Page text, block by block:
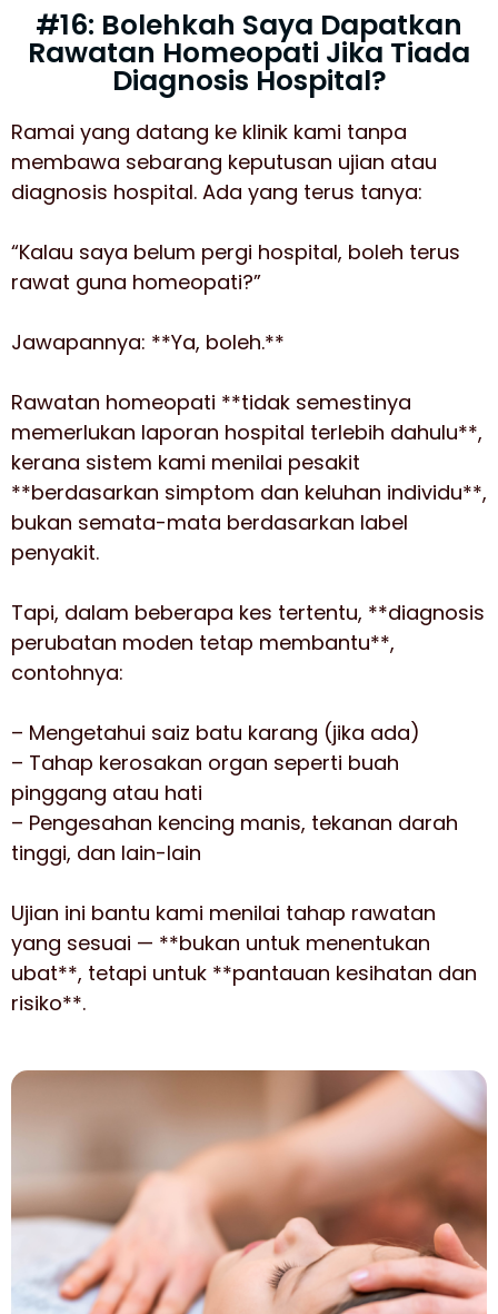
#16: Bolehkah Saya Dapatkan
Rawatan Homeopati Jika Tiada
Diagnosis Hospital?
Ramai yang datang ke klinik kami tanpa
membawa sebarang keputusan ujian atau
diagnosis hospital. Ada yang terus tanya:
“Kalau saya belum pergi hospital, boleh terus
rawat guna homeopati?”
Jawapannya: **Ya, boleh.**
Rawatan homeopati **tidak semestinya
memerlukan laporan hospital terlebih dahulu**,
kerana sistem kami menilai pesakit
**berdasarkan simptom dan keluhan individu**,
bukan semata-mata berdasarkan label
penyakit.
Tapi, dalam beberapa kes tertentu, **diagnosis
perubatan moden tetap membantu**,
contohnya:
– Mengetahui saiz batu karang (jika ada)
– Tahap kerosakan organ seperti buah
pinggang atau hati
– Pengesahan kencing manis, tekanan darah
tinggi, dan lain-lain
Ujian ini bantu kami menilai tahap rawatan
yang sesuai — **bukan untuk menentukan
ubat**, tetapi untuk **pantauan kesihatan dan
risiko**.